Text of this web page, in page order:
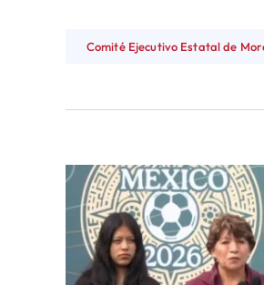
Comité Ejecutivo Estatal de